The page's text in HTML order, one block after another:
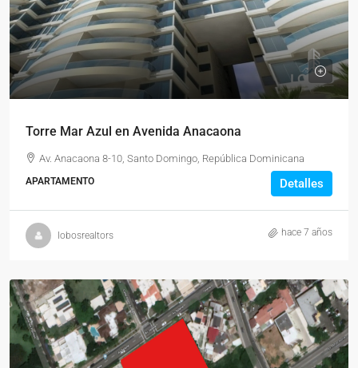
Torre Mar Azul en Avenida Anacaona
Av. Anacaona 8-10, Santo Domingo, República Dominicana
APARTAMENTO Detalles
lobosrealtors hace 7 años